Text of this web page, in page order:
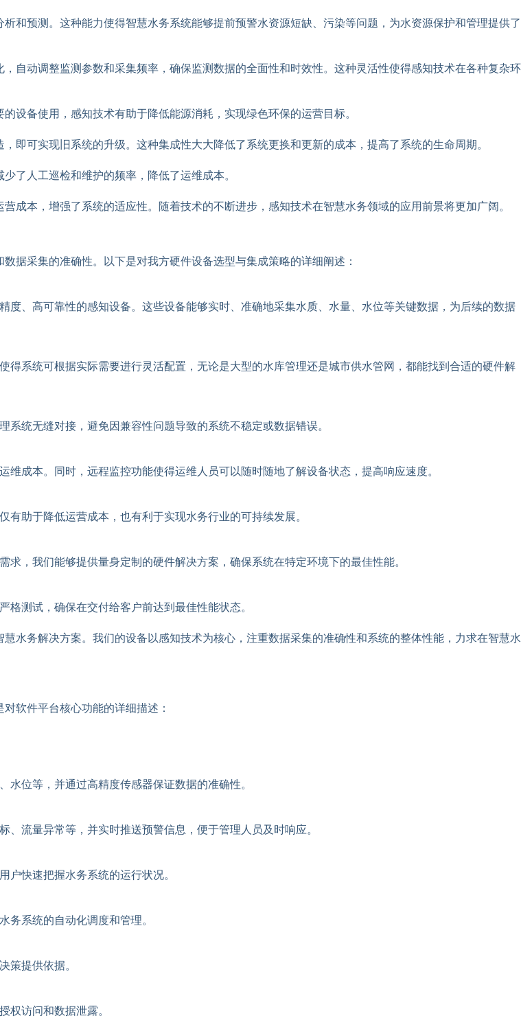
和预测。这种能力使得智慧水务系统能够提前预警水资源短缺、污染等问题，为水资源保护和管理提供了
自动调整监测参数和采集频率，确保监测数据的全面性和时效性。这种灵活性使得感知技术在各种复杂环
设备使用，感知技术有助于降低能源消耗，实现绿色环保的运营目标。
即可实现旧系统的升级。这种集成性大大降低了系统更换和更新的成本，提高了系统的生命周期。
了人工巡检和维护的频率，降低了运维成本。
成本，增强了系统的适应性。随着技术的不断进步，感知技术在智慧水务领域的应用前景将更加广阔。
据采集的准确性。以下是对我方硬件设备选型与集成策略的详细阐述：
、高可靠性的感知设备。这些设备能够实时、准确地采集水质、水量、水位等关键数据，为后续的数据
系统可根据实际需要进行灵活配置，无论是大型的水库管理还是城市供水管网，都能找到合适的硬件解
统无缝对接，避免因兼容性问题导致的系统不稳定或数据错误。
成本。同时，远程监控功能使得运维人员可以随时随地了解设备状态，提高响应速度。
助于降低运营成本，也有利于实现水务行业的可持续发展。
，我们能够提供量身定制的硬件解决方案，确保系统在特定环境下的最佳性能。
测试，确保在交付给客户前达到最佳性能状态。
水务解决方案。我们的设备以感知技术为核心，注重数据采集的准确性和系统的整体性能，力求在智慧水
软件平台核心功能的详细描述：
位等，并通过高精度传感器保证数据的准确性。
流量异常等，并实时推送预警信息，便于管理人员及时响应。
户快速把握水务系统的运行状况。
务系统的自动化调度和管理。
策提供依据。
权访问和数据泄露。